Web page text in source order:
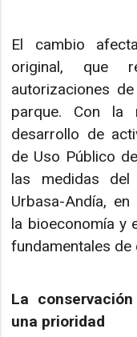
El cambio
original, que
autorizaciones
parque. Con la
desarrollo de
de Uso Público
las medidas
Urbasa-Andía,
la bioeconomía y
fundamentales de
La
una prioridad